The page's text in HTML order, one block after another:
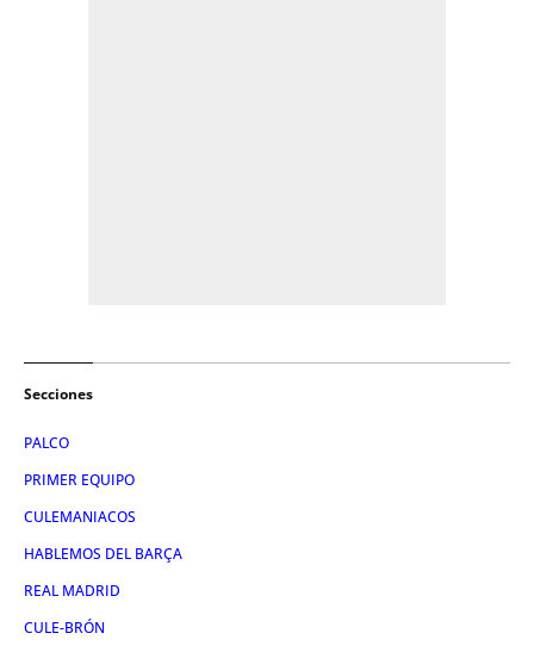
Secciones
PALCO
PRIMER EQUIPO
CULEMANIACOS
HABLEMOS DEL BARÇA
REAL MADRID
CULE-BRÓN